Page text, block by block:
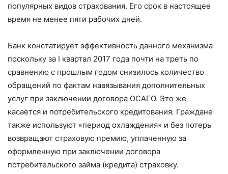
популярных видов страхования. Его срок в настоящее
время не менее пяти рабочих дней.
Банк констатирует эффективность данного механизма
поскольку за I квартал 2017 года почти на треть по
сравнению с прошлым годом снизилось количество
обращений по фактам навязывания дополнительных
услуг при заключении договора ОСАГО. Это же
касается и потребительского кредитования. Граждане
также используют «период охлаждения» и без потерь
возвращают страховую премию, уплаченную за
оформленную при заключении договора
потребительского займа (кредита) страховку.